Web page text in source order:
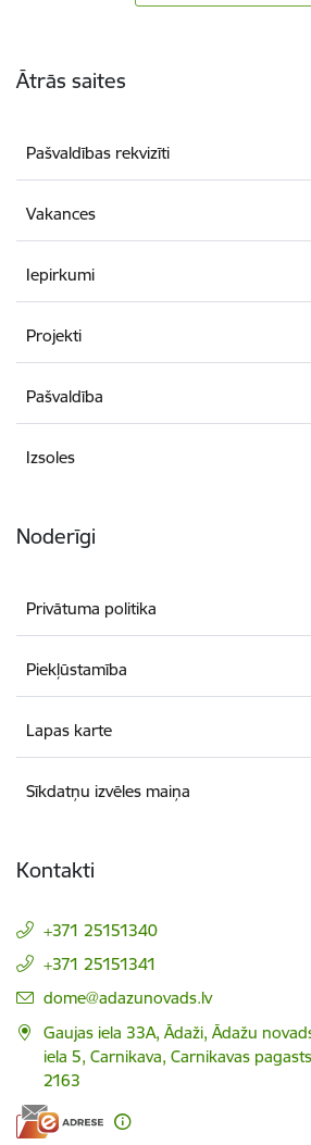
Ātrās saites
Pašvaldības rekvizīti
Vakances
Iepirkumi
Projekti
Pašvaldība
Izsoles
Noderīgi
Privātuma politika
Piekļūstamība
Lapas karte
Sīkdatņu izvēles maiņa
Kontakti
+371 25151340
+371 25151341
E-pasts:
dome@adazunovads.lv
Gaujas iela 33A, Ādaži, Ādažu
iela 5, Carnikava, Carnikavas
2163